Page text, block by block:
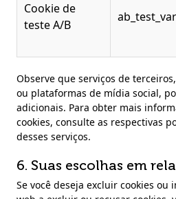
Cookie de
teste A/B
Observe que serviços de
ou plataformas de mídia social,
adicionais. Para obter mais
cookies, consulte as respectivas
desses serviços.
6. Suas escolhas em
Se você deseja excluir cookies